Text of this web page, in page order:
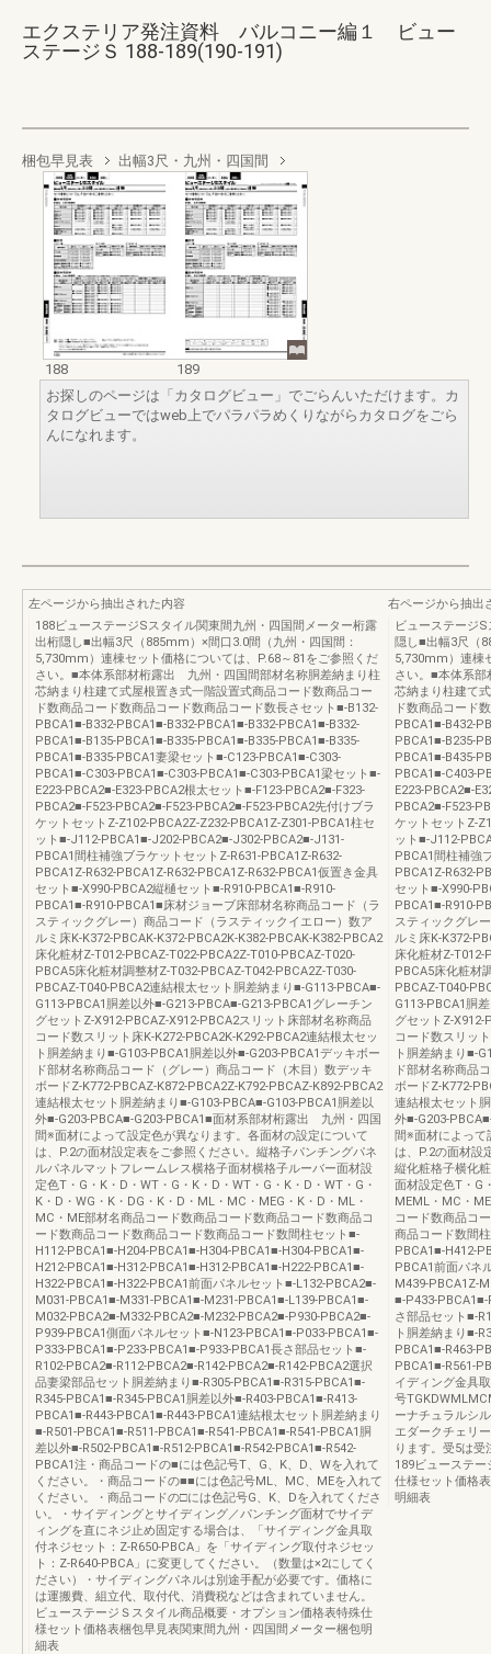
エクステリア発注資料 バルコニー編１ ビュー
ステージＳ 188-189(190-191)
梱包早見表 出幅3尺・九州・四国間
188
189
お探しのページは「カタログビュー」でごらんいただけます。カ
タログビューではweb上でパラパラめくりながらカタログをごら
んになれます。
左ページから抽出された内容
188ビューステージSスタイル関東間九州・四国間メーター桁露
出桁隠し■出幅3尺（885mm）×間口3.0間（九州・四国間：
5,730mm）連棟セット価格については、P.68～81をご参照くだ
さい。■本体系部材桁露出 九州・四国間部材名称胴差納まり柱
芯納まり柱建て式屋根置き式一階設置式商品コード数商品コー
ド数商品コード数商品コード数商品コード数長さセット■-B132-
PBCA1■-B332-PBCA1■-B332-PBCA1■-B332-PBCA1■-B332-
PBCA1■-B135-PBCA1■-B335-PBCA1■-B335-PBCA1■-B335-
PBCA1■-B335-PBCA1妻梁セット■-C123-PBCA1■-C303-
PBCA1■-C303-PBCA1■-C303-PBCA1■-C303-PBCA1梁セット■-
E223-PBCA2■-E323-PBCA2根太セット■-F123-PBCA2■-F323-
PBCA2■-F523-PBCA2■-F523-PBCA2■-F523-PBCA2先付けブラ
ケットセットZ-Z102-PBCA2Z-Z232-PBCA1Z-Z301-PBCA1柱セ
ット■-J112-PBCA1■-J202-PBCA2■-J302-PBCA2■-J131-
PBCA1間柱補強ブラケットセットZ-R631-PBCA1Z-R632-
PBCA1Z-R632-PBCA1Z-R632-PBCA1Z-R632-PBCA1仮置き金具
セット■-X990-PBCA2縦樋セット■-R910-PBCA1■-R910-
PBCA1■-R910-PBCA1■床材ジョーブ床部材名称商品コード（ラ
スティックグレー）商品コード（ラスティックイエロー）数ア
ルミ床K-K372-PBCAK-K372-PBCA2K-K382-PBCAK-K382-PBCA2
床化粧材Z-T012-PBCAZ-T022-PBCA2Z-T010-PBCAZ-T020-
PBCA5床化粧材調整材Z-T032-PBCAZ-T042-PBCA2Z-T030-
PBCAZ-T040-PBCA2連結根太セット胴差納まり■-G113-PBCA■-
G113-PBCA1胴差以外■-G213-PBCA■-G213-PBCA1グレーチン
グセットZ-X912-PBCAZ-X912-PBCA2スリット床部材名称商品
コード数スリット床K-K272-PBCA2K-K292-PBCA2連結根太セッ
ト胴差納まり■-G103-PBCA1胴差以外■-G203-PBCA1デッキボー
ド部材名称商品コード（グレー）商品コード（木目）数デッキ
ボードZ-K772-PBCAZ-K872-PBCA2Z-K792-PBCAZ-K892-PBCA2
連結根太セット胴差納まり■-G103-PBCA■-G103-PBCA1胴差以
外■-G203-PBCA■-G203-PBCA1■面材系部材桁露出 九州・四国
間※面材によって設定色が異なります。各面材の設定について
は、P.2の面材設定表をご参照ください。縦格子パンチングパネ
ルパネルマットフレームレス横格子面材横格子ルーバー面材設
定色T・G・K・D・WT・G・K・D・WT・G・K・D・WT・G・
K・D・WG・K・DG・K・D・ML・MC・MEG・K・D・ML・
MC・ME部材名商品コード数商品コード数商品コード数商品コ
ード数商品コード数商品コード数商品コード数間柱セット■-
H112-PBCA1■-H204-PBCA1■-H304-PBCA1■-H304-PBCA1■-
H212-PBCA1■-H312-PBCA1■-H312-PBCA1■-H222-PBCA1■-
H322-PBCA1■-H322-PBCA1前面パネルセット■-L132-PBCA2■-
M031-PBCA1■-M331-PBCA1■-M231-PBCA1■-L139-PBCA1■-
M032-PBCA2■-M332-PBCA2■-M232-PBCA2■-P930-PBCA2■-
P939-PBCA1側面パネルセット■-N123-PBCA1■-P033-PBCA1■-
P333-PBCA1■-P233-PBCA1■-P933-PBCA1長さ部品セット■-
R102-PBCA2■-R112-PBCA2■-R142-PBCA2■-R142-PBCA2選択
品妻梁部品セット胴差納まり■-R305-PBCA1■-R315-PBCA1■-
R345-PBCA1■-R345-PBCA1胴差以外■-R403-PBCA1■-R413-
PBCA1■-R443-PBCA1■-R443-PBCA1連結根太セット胴差納まり
■-R501-PBCA1■-R511-PBCA1■-R541-PBCA1■-R541-PBCA1胴
差以外■-R502-PBCA1■-R512-PBCA1■-R542-PBCA1■-R542-
PBCA1注・商品コードの■には色記号T、G、K、D、Wを入れて
ください。・商品コードの■■には色記号ML、MC、MEを入れて
ください。・商品コードの□には色記号G、K、Dを入れてくださ
い。・サイディングとサイディング／パンチング面材でサイデ
ィングを直にネジ止め固定する場合は、「サイディング金具取
付ネジセット：Z-R650-PBCA」を「サイディング取付ネジセッ
ト：Z-R640-PBCA」に変更してください。（数量は×2にしてく
ださい）・サイディングパネルは別途手配が必要です。価格に
は運搬費、組立代、取付代、消費税などは含まれていません。
ビューステージＳスタイル商品概要・オプション価格表特殊仕
様セット価格表梱包早見表関東間九州・四国間メーター梱包明
細表
右ページから抽出
ビューステージ
隠し■出幅3尺（
5,730mm）連棟
さい。■本体系
芯納まり柱建て
ド数商品コード
PBCA1■-B432-
PBCA1■-B235-
PBCA1■-B435-
PBCA1■-C403-
E223-PBCA2■-
PBCA2■-F523-
ケットセットZ-
ット■-J112-
PBCA1間柱補強
PBCA1Z-R632-
セット■-X990-
PBCA1■-R910-
スティックグレ
ルミ床K-K372-
床化粧材Z-T012-
PBCA5床化粧材
PBCAZ-T040-
G113-PBCA1胴
グセットZ-X912-
コード数スリッ
ト胴差納まり■-
ド部材名称商品
ボードZ-K772-
連結根太セット
外■-G203-
間※面材によって
は、P.2の面材設
縦化粧格子横化
面材設定色T・G
MEML・MC・
コード数商品コ
商品コード数間
PBCA1■-H412-
PBCA1前面パネ
M439-PBCA1Z-
■-P433-
さ部品セット■-
ト胴差納まり■-
PBCA1■-R463-
PBCA1■-R561-
イディング金具
号
ーナチュラルシ
エダークチェリ
ります。受5は
189ビューステ
仕様セット価格
明細表